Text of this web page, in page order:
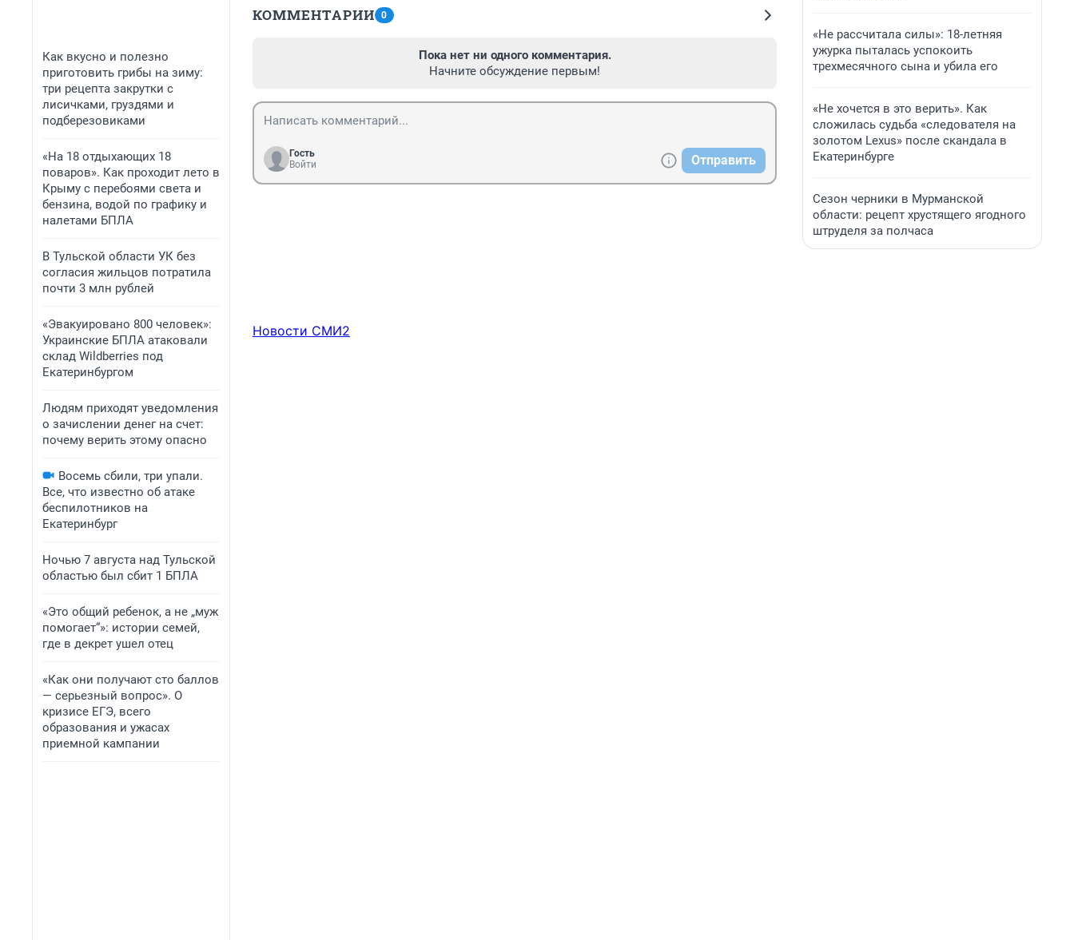
Как вкусно и полезно
приготовить грибы на зиму:
три рецепта закрутки с
лисичками, груздями и
подберезовиками
«На 18 отдыхающих 18
поваров». Как проходит лето в
Крыму с перебоями света и
бензина, водой по графику и
налетами БПЛА
В Тульской области УК без
согласия жильцов потратила
почти 3 млн рублей
«Эвакуировано 800 человек»:
Украинские БПЛА атаковали
склад Wildberries под
Екатеринбургом
Людям приходят уведомления
о зачислении денег на счет:
почему верить этому опасно
Восемь сбили, три упали.
Все, что известно об атаке
беспилотников на
Екатеринбург
Ночью 7 августа над Тульской
областью был сбит 1 БПЛА
«Это общий ребенок, а не „муж
помогает“»: истории семей,
где в декрет ушел отец
«Как они получают сто баллов
— серьезный вопрос». О
кризисе ЕГЭ, всего
образования и ужасах
приемной кампании
КОММЕНТАРИИ 0
Пока нет ни одного комментария.
Начните обсуждение первым!
Гость
Войти
Отправить
Новости СМИ2
«Не рассчитала силы»: 18-летняя
ужурка пыталась успокоить
трехмесячного сына и убила его
«Не хочется в это верить». Как
сложилась судьба «следователя на
золотом Lexus» после скандала в
Екатеринбурге
Сезон черники в Мурманской
области: рецепт хрустящего ягодного
штруделя за полчаса